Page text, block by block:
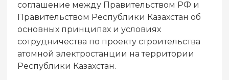
соглашение между Правительством РФ и
Правительством Республики Казахстан об
основных принципах и условиях
сотрудничества по проекту строительства
атомной электростанции на территории
Республики Казахстан.